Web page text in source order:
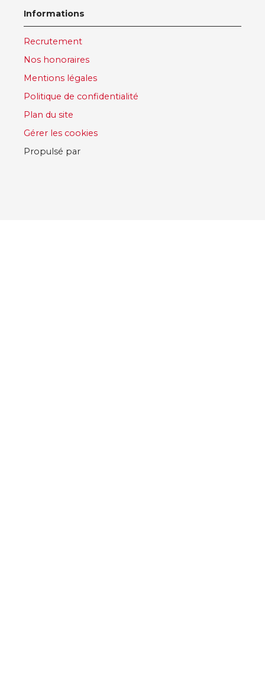
Informations
Recrutement
Nos honoraires
Mentions légales
Politique de confidentialité
Plan du site
Gérer les cookies
Propulsé par